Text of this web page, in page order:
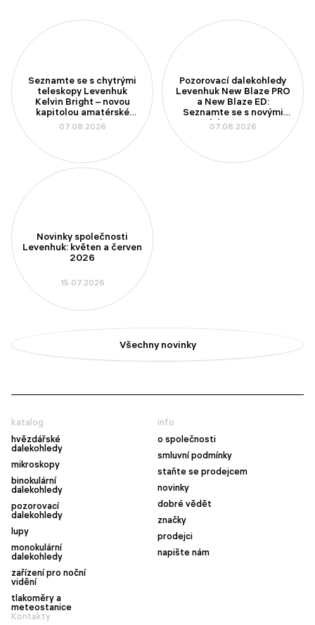
Seznamte se s chytrými
teleskopy Levenhuk
Kelvin Bright – novou
kapitolou amatérské
astronomie
07.08.2026
Pozorovací dalekohledy
Levenhuk New Blaze PRO
a New Blaze ED:
Seznamte se s novými
modely se 100mm
aperturou
07.08.2026
Novinky společnosti
Levenhuk: květen a červen
2026
15.07.2026
Všechny novinky
katalog
hvězdářské
dalekohledy
mikroskopy
binokulární
dalekohledy
pozorovací
dalekohledy
lupy
monokulární
dalekohledy
zařízení pro noční
vidění
tlakoměry a
meteostanice
info
o společnosti
smluvní podmínky
staňte se prodejcem
novinky
dobré vědět
značky
prodejci
napište nám
Kontakty